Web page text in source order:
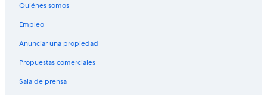
Alquiler de autos cerca de Recoleta
Alquiler de autos cerca de San Nicolás
Alquiler de autos cerca de Cabildo
Alquiler de autos cerca de Recoleta Mall
Quiénes somos
Empleo
Anunciar una propiedad
Propuestas comerciales
Sala de prensa